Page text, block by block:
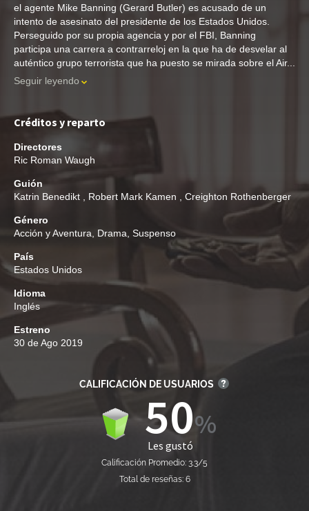
el agente Mike Banning (Gerard Butler) es acusado de un
intento de asesinato del presidente de los Estados Unidos.
Perseguido por su propia agencia y por el FBI, Banning
participa una carrera a contrarreloj en la que ha de desvelar al
auténtico grupo terrorista que ha puesto se mirada sobre el Air...
Seguir leyendo
Créditos y reparto
Directores
Ric Roman Waugh
Guión
Katrin Benedikt
Robert Mark Kamen Creighton Rothenberger
Género
Acción y Aventura
Drama Suspenso
País
Estados Unidos
Idioma
Inglés
Estreno
30 de Ago 2019
CALIFICACIÓN DE USUARIOS
50
Les gustó
Calificación Promedio: 3.3/5
Total de reseñas: 6